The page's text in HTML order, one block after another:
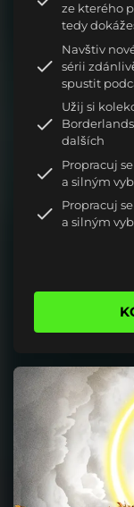
ze kterého
tedy
Navštiv
sérii
spustit
Užij si
dalších
Propracuj
a silným
Propracuj
a silným